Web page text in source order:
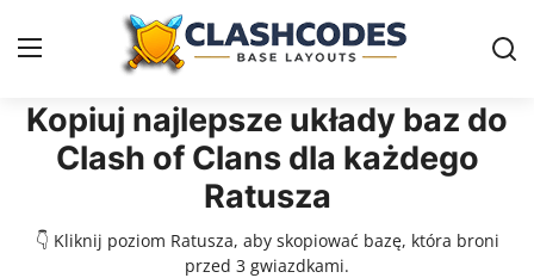
Ratusz
Kopiuj najlepsze układy baz do
Clash of Clans dla każdego
Ratusza
👇 Kliknij poziom Ratusza, aby skopiować bazę, która broni
przed 3 gwiazdkami.